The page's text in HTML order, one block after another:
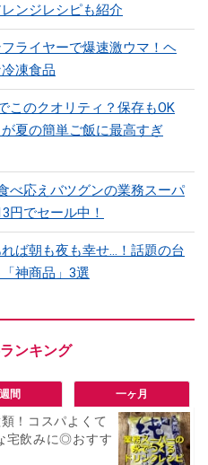
ンジレシピも紹介
ライヤーで爆速激ウマ！ヘ
凍食品
このクオリティ？保存もOK
夏の簡単ご飯に最高すぎ
べ応えバツグンの業務スーパ
円でセール中！
ば朝も夜も幸せ…！話題の台
神商品」3選
間 一ヶ月
！コスパよくて
宅飲みに◎おすす